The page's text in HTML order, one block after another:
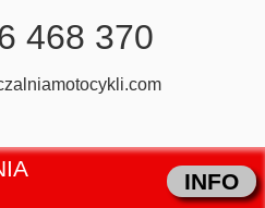
468 370
INFO